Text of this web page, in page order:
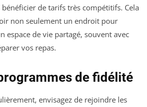
de tarifs très compétitifs. Cela
non seulement un endroit pour
espace de vie partagé, souvent avec
vos repas.
de fidélité
envisagez de rejoindre les